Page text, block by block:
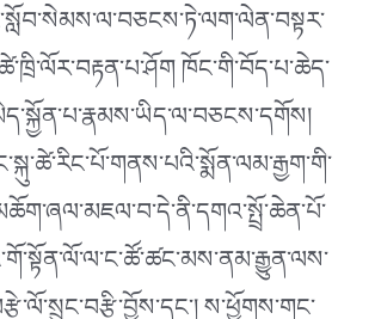
ཁོང་གི་བོད་པ་ཆེད་